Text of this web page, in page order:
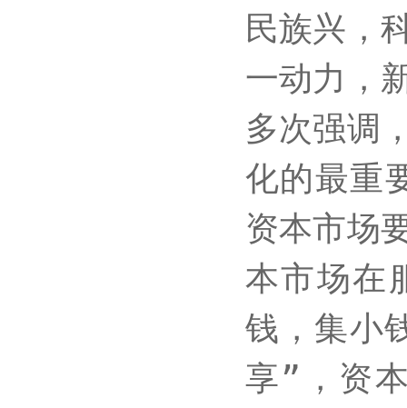
民族兴，
一动力，
多次强调
化的最重
资本市场
本市场在
钱，集小
享”，资